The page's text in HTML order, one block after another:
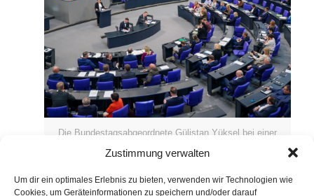
Zustimmung verwalten
Um dir ein optimales Erlebnis zu bieten, verwenden wir Technologien wie
Cookies, um Geräteinformationen zu speichern und/oder darauf
Die Bundestagsabgeordnete Gülistan Yüksel bei einer
Plenarrede.
Plenarrede vom 05.12.2024